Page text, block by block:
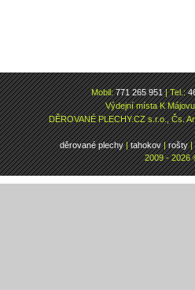
Mobil:771 265 951| Tel.:
Výdejní místa K
DĚROVANÉ PLECHY.CZ s.r.o., Čs.
děrované plechy|tahokov|rošty|
2009 - 2026